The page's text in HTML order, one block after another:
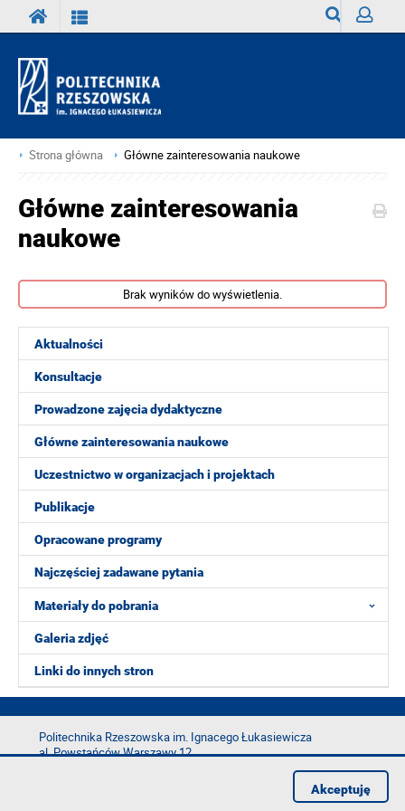
Strona główna Główne zainteresowania naukowe
Aktualności
Konsultacje
Prowadzone zajęcia dydaktyczne
Główne zainteresowania naukowe
Uczestnictwo w organizacjach i projektach
Publikacje
Opracowane programy
Najczęściej zadawane pytania
Materiały do pobrania
Galeria zdjęć
Linki do innych stron
Główne zainteresowania
naukowe
Brak wyników do wyświetlenia.
Politechnika Rzeszowska im. Ignacego Łukasiewicza
al. Powstańców Warszawy 12
Akceptuję